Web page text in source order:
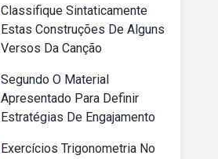
Classifique Sintaticamente
Estas Construções De Alguns
Versos Da Canção
Segundo O Material
Apresentado Para Definir
Estratégias De Engajamento
Exercícios Trigonometria No